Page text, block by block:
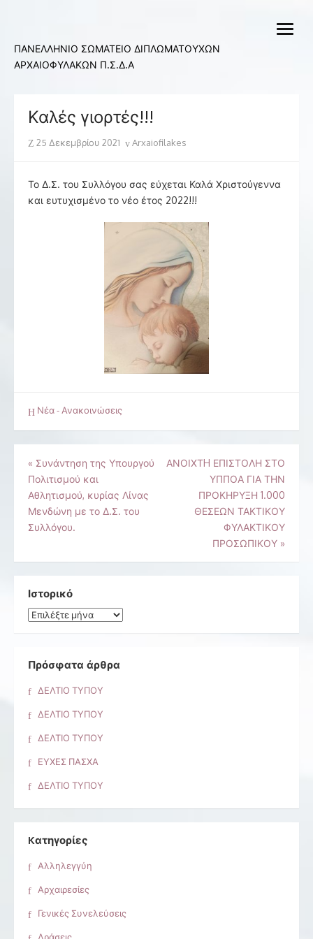
ΠΑΝΕΛΛΗΝΙΟ ΣΩΜΑΤΕΙΟ ΔΙΠΛΩΜΑΤΟΥΧΩΝ
ΑΡΧΑΙΟΦΥΛΑΚΩΝ Π.Σ.Δ.Α
open
Καλές γιορτές!!!
Posted
25 Δεκεμβρίου 2021 Author
Arxaiofilakes
Το Δ.Σ. του Συλλόγου σας εύχεται Καλά Χριστούγεννα
και ευτυχισμένο το νέο έτος 2022!!!
Νέα - Ανακοινώσεις
Πλοήγηση
άρθρων
« Συνάντηση της Υπουργού
Πολιτισμού και
Αθλητισμού, κυρίας Λίνας
Μενδώνη με το Δ.Σ. του
Συλλόγου.
ΑΝΟΙΧΤH ΕΠΙΣΤΟΛΗ ΣΤΟ
ΥΠΠΟΑ ΓΙΑ ΤΗΝ
ΠΡΟΚΗΡΥΞΗ 1.000
ΘΕΣΕΩΝ ΤΑΚΤΙΚΟΥ
ΦΥΛΑΚΤΙΚΟΥ
ΠΡΟΣΩΠΙΚΟΥ »
Ιστορικό
Ιστορικό
Πρόσφατα άρθρα
ΔΕΛΤΙΟ ΤΥΠΟΥ
ΔΕΛΤΙΟ ΤΥΠΟΥ
ΔΕΛΤΙΟ ΤΥΠΟΥ
ΕΥΧΕΣ ΠΑΣΧΑ
ΔΕΛΤΙΟ ΤΥΠΟΥ
Kατηγορίες
Αλληλεγγύη
Αρχαιρεσίες
Γενικές Συνελεύσεις